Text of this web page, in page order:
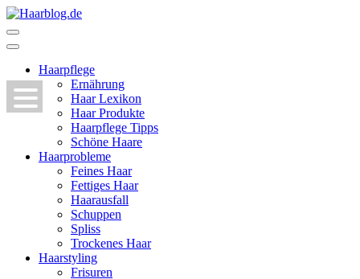
Zum
Inhalt
springen
drücken)Haarpflege
Ernährung
Haar Lexikon
Haar Produkte
Haarpflege Tipps
Schöne Haare
Haarprobleme
Feines Haar
Fettiges Haar
Haarausfall
Schuppen
Spliss
Trockenes Haar
Haarstyling
Frisuren